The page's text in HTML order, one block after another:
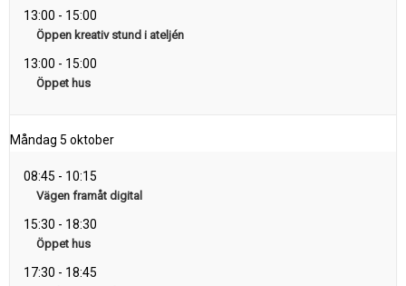
13:00 - 15:00
Öppen kreativ stund i ateljén
13:00 - 15:00
Öppet hus
Måndag 5 oktober
08:45 - 10:15
Vägen framåt digital
15:30 - 18:30
Öppet hus
17:30 - 18:45